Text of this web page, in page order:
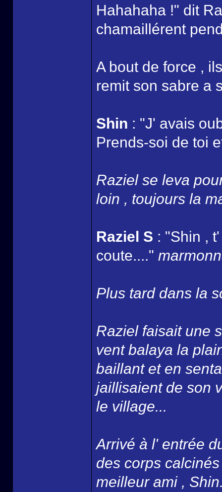
Hahahaha !" dit
chamaillérent
A bout de force ,
remit son sabre a
Shin : "J' avais
Prends-soi de toi
Raziel se leva
loin , toujours la
Raziel S : "Shin ,
coute...."
Plus tard dans la
Raziel faisait une
vent balaya la
baillant et en
jaillisaient de son
le village...
Arrivé à l' entrée
des corps
meilleur ami ,